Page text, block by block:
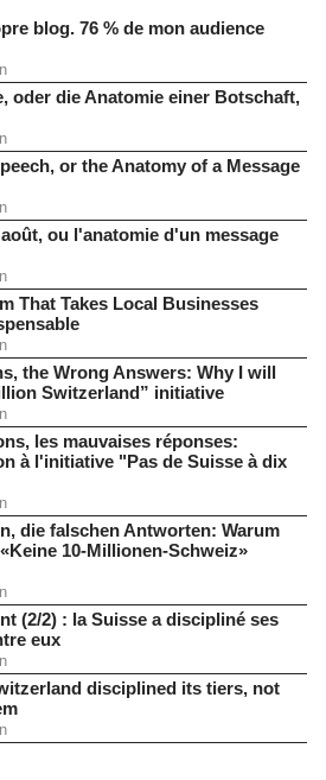
blog. 76 % de mon audience
oder die Anatomie einer Botschaft,
or the Anatomy of a Message
ou l'anatomie d'un message
That Takes Local Businesses
the Wrong Answers: Why I will
Switzerland” initiative
les mauvaises réponses:
à l'initiative "Pas de Suisse à dix
die falschen Antworten: Warum
10-Millionen-Schweiz»
(2/2) : la Suisse a discipliné ses
eux
disciplined its tiers, not